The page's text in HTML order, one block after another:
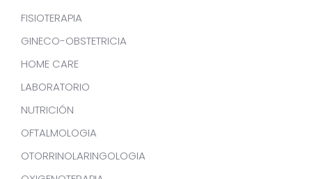
FISIOTERAPIA
GINECO-OBSTETRICIA
HOME CARE
LABORATORIO
NUTRICIÓN
OFTALMOLOGIA
OTORRINOLARINGOLOGIA